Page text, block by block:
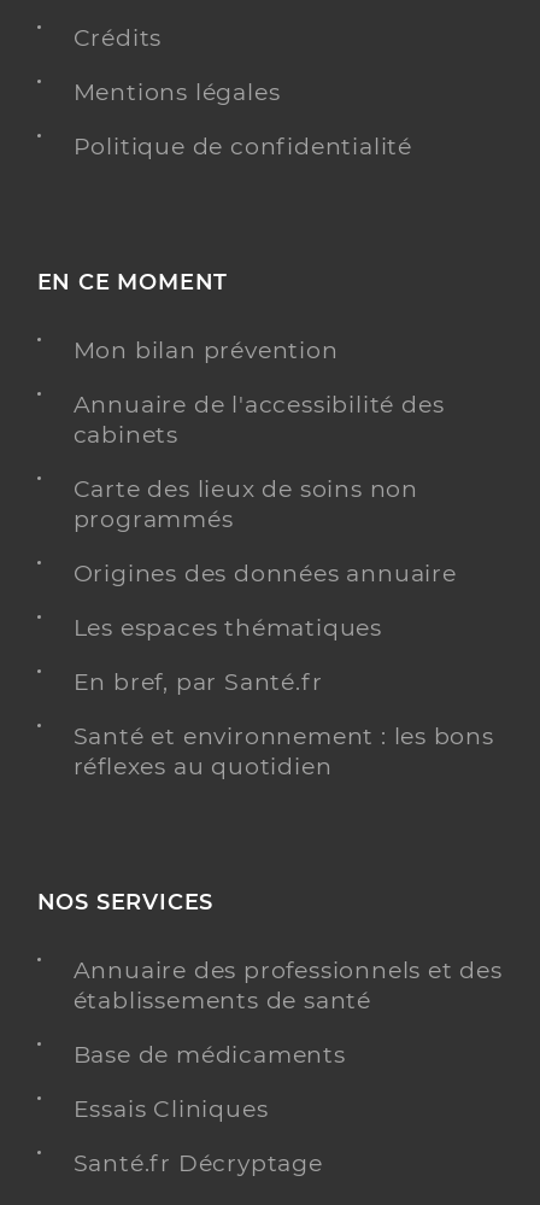
Crédits
Mentions légales
Politique de confidentialité
EN CE MOMENT
Mon bilan prévention
Annuaire de l'accessibilité des
cabinets
Carte des lieux de soins non
programmés
Origines des données annuaire
Les espaces thématiques
En bref, par Santé.fr
Santé et environnement : les bons
réflexes au quotidien
NOS SERVICES
Annuaire des professionnels et des
établissements de santé
Base de médicaments
Essais Cliniques
Santé.fr Décryptage